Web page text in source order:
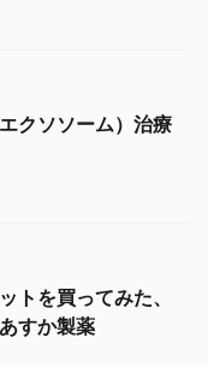
クソソーム）治療
トを買ってみた、
すか製薬